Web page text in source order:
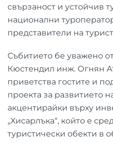
свързаност и устойчив
национални
представители на
Събитието бе уважено
Кюстендил инж. Огнян
приветства гостите и
проекта за развитието
акцентирайки върху
„Хисарлъка“, който е
туристически обекти в